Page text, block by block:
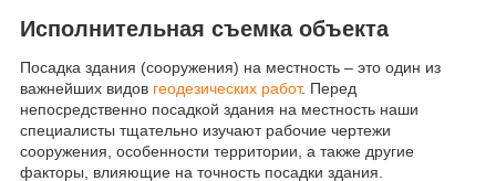
Исполнительная съемка объекта
Посадка здания (сооружения) на местность – это один из
важнейших видов геодезических работ. Перед
непосредственно посадкой здания на местность наши
специалисты тщательно изучают рабочие чертежи
сооружения, особенности территории, а также другие
факторы, влияющие на точность посадки здания.